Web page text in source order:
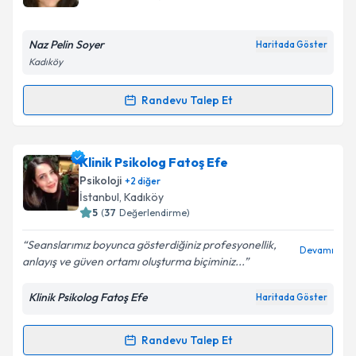
Kişisel verilerimin işlenmesine ilişkin
Metni'ni okudum ve kişisel verilerimin belirtilen
Takvim Talebini Gönder
Naz Pelin Soyer Haritada Göster
Kadıköy
Randevu Talep Et
Randevu Takvimi Talebi
Psk. Naz Pelin Soyer için randevu takvimi talebi
oluşturun. Size bu uzmandan randevu almanız için bir
takvim hazırlandığında e-posta ile bilgilendireceğiz.
Kişisel verilerimin işlenmesine ilişkin
Aydınlatma
kapsamda işlenmesini kabul ediyorum.
Klinik Psikolog Fatoş Efe
Psikoloji +2 diğer
İstanbul, Kadıköy
5 (37 Değerlendirme)
Seanslarımız boyunca gösterdiğiniz profesyonellik,
anlayış ve güven ortamı oluşturma biçiminiz...
Devamı
Klinik Psikolog Fatoş Efe Haritada Göster
Randevu Talep Et
Randevu Takvimi Talebi